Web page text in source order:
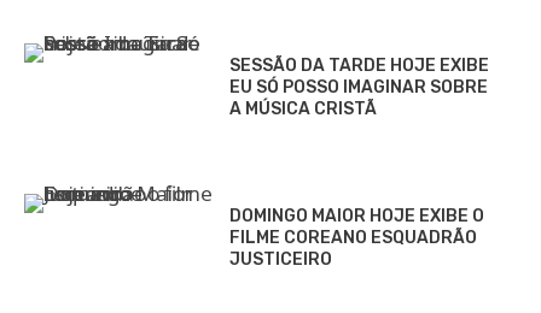
SESSÃO DA TARDE HOJE EXIBE
EU SÓ POSSO IMAGINAR SOBRE
A MÚSICA CRISTÃ
DOMINGO MAIOR HOJE EXIBE O
FILME COREANO ESQUADRÃO
JUSTICEIRO